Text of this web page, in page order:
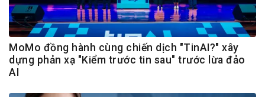
MoMo đồng hành cùng chiến dịch "TinAI?" xây
dựng phản xạ "Kiểm trước tin sau" trước lừa đảo
AI